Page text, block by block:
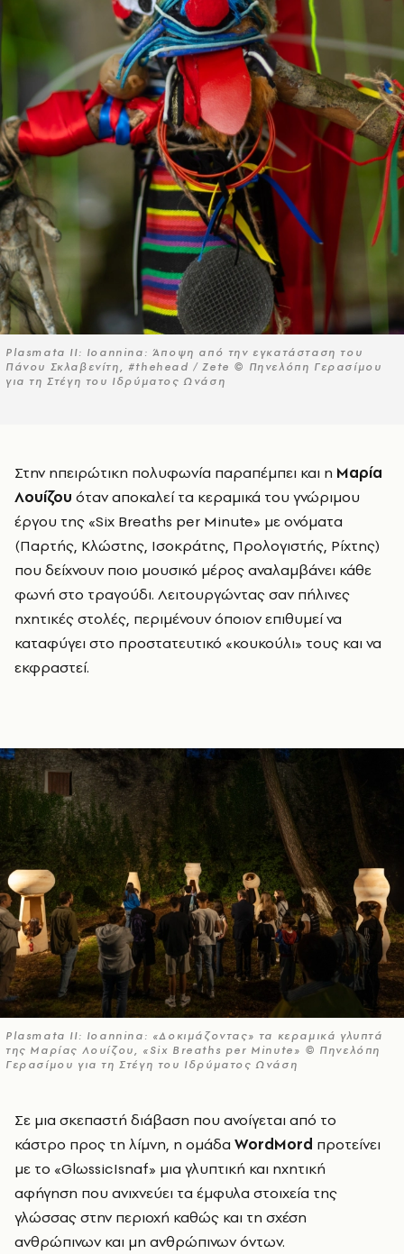
Plasmata II: Ioannina: Άποψη από την εγκατάσταση του
Πάνου Σκλαβενίτη, #thehead / Zete © Πηνελόπη Γερασίμου
για τη Στέγη του Ιδρύματος Ωνάση
Στην ηπειρώτικη πολυφωνία παραπέμπει και η Μαρία
Λουίζου όταν αποκαλεί τα κεραμικά του γνώριμου
έργου της «Six Breaths per Minute» με ονόματα
(Παρτής, Κλώστης, Ισοκράτης, Προλογιστής, Ρίχτης)
που δείχνουν ποιο μουσικό μέρος αναλαμβάνει κάθε
φωνή στο τραγούδι. Λειτουργώντας σαν πήλινες
ηχητικές στολές, περιμένουν όποιον επιθυμεί να
καταφύγει στο προστατευτικό «κουκούλι» τους και να
εκφραστεί.
Plasmata II: Ioannina: «Δοκιμάζοντας» τα κεραμικά γλυπτά
της Μαρίας Λουίζου, «Six Breaths per Minute» © Πηνελόπη
Γερασίμου για τη Στέγη του Ιδρύματος Ωνάση
Σε μια σκεπαστή διάβαση που ανοίγεται από το
κάστρο προς τη λίμνη, η ομάδα WordMord προτείνει
με το «GlωssicIsnaf» μια γλυπτική και ηχητική
αφήγηση που ανιχνεύει τα έμφυλα στοιχεία της
γλώσσας στην περιοχή καθώς και τη σχέση
ανθρώπινων και μη ανθρώπινων όντων.